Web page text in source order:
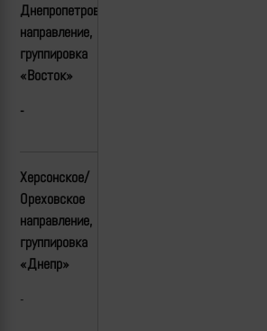
Днепропетровское
направление,
группировка
«Восток»
-
Херсонское/
Ореховское
направление,
группировка
«Днепр»
-